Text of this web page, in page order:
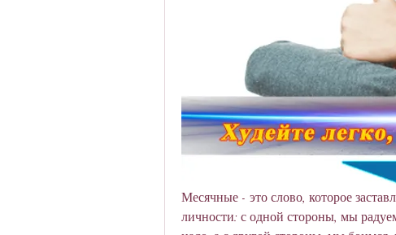
Месячные - это слово, которое
личности: с одной стороны, мы